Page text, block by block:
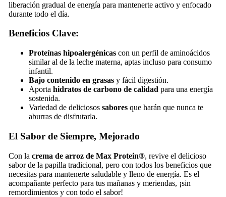
liberación gradual de energía para mantenerte activo y enfocado
durante todo el día.
Beneficios Clave:
Proteínas hipoalergénicascon un perfil de aminoácidos
similar al de la leche materna, aptas incluso para consumo
infantil.
Bajo contenido en grasasy fácil digestión.
Aporta hidratos de carbono de calidad para una energía
sostenida.
Variedad de deliciosos saboresque harán que nunca te
aburras de disfrutarla.
El Sabor de Siempre, Mejorado
Con la crema de arroz de Max Protein®, revive el delicioso
sabor de la papilla tradicional, pero con todos los beneficios que
necesitas para mantenerte saludable y lleno de energía. Es el
acompañante perfecto para tus mañanas y meriendas, ¡sin
remordimientos y con todo el sabor!